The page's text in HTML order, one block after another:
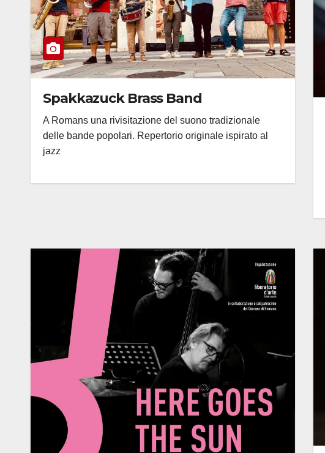
Spakkazuck Brass Band
A Romans una rivisitazione del suono tradizionale
delle bande popolari. Repertorio originale ispirato al
jazz